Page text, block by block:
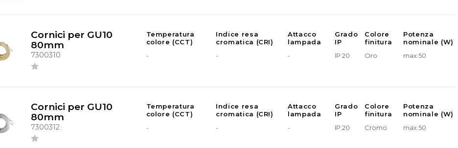
Cornici per GU10
80mm
7300310
Temperatura
colore (CCT)
Indice resa
cromatica (CRI)
Attacco
lampada
Grado
IP
Colore
finitura
Potenza
nominale (W)
-
- - IP 20 Oro max 50
Cornici per GU10
80mm
7300312
Temperatura
colore (CCT)
Indice resa
cromatica (CRI)
Attacco
lampada
Grado
IP
Colore
finitura
Potenza
nominale (W)
-
- - IP 20 Cromo max 50